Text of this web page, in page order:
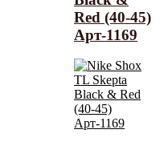
Red (40-45)
Арт-1169